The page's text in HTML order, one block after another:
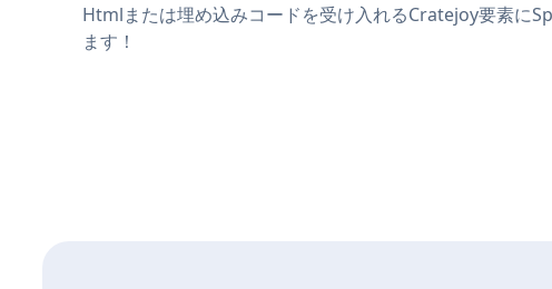
Htmlまたは埋め込みコードを受け入れるCratejoy要素に
ます！